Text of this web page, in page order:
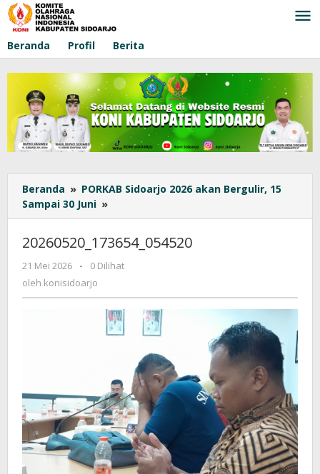
Lewati
ke
Beranda Profil Berita
Beranda » PORKAB Sidoarjo 2026 akan Bergulir, 15
Sampai 30 Juni »
20260520_173654_054520
21 Mei 2026
oleh
konisidoarjo
-
0 Dilihat
oleh konisidoarjo